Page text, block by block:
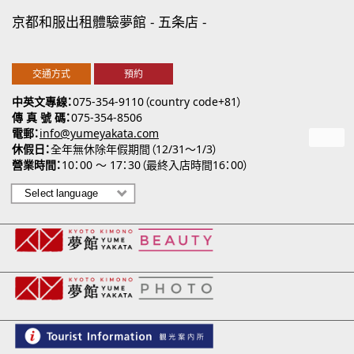
中英文專線 075-354-9110（country code+81）
傳 真 號 碼 075-354-8506
電郵 info@yumeyakata.com
休假日 全年無休除年假期間（12/31～1/3）
營業時間 10：00 ～ 17：30（最終入店時間16：00）
京都和服出租體驗夢館 五条店
交通方式 預約